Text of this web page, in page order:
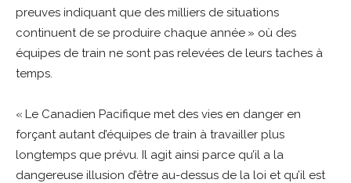
preuves indiquant que des milliers de situations
continuent de se produire chaque année » où des
équipes de train ne sont pas relevées de leurs taches à
temps.
« Le Canadien Pacifique met des vies en danger en
forçant autant d’équipes de train à travailler plus
longtemps que prévu. Il agit ainsi parce qu’il a la
dangereuse illusion d’être au-dessus de la loi et qu’il est